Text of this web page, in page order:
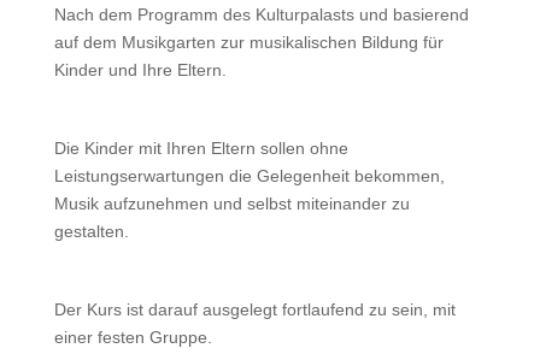
Nach dem Programm des Kulturpalasts und basierend
auf dem Musikgarten zur musikalischen Bildung für
Kinder und Ihre Eltern.
Die Kinder mit Ihren Eltern sollen ohne
Leistungserwartungen die Gelegenheit bekommen,
Musik aufzunehmen und selbst miteinander zu
gestalten.
Der Kurs ist darauf ausgelegt fortlaufend zu sein, mit
einer festen Gruppe.